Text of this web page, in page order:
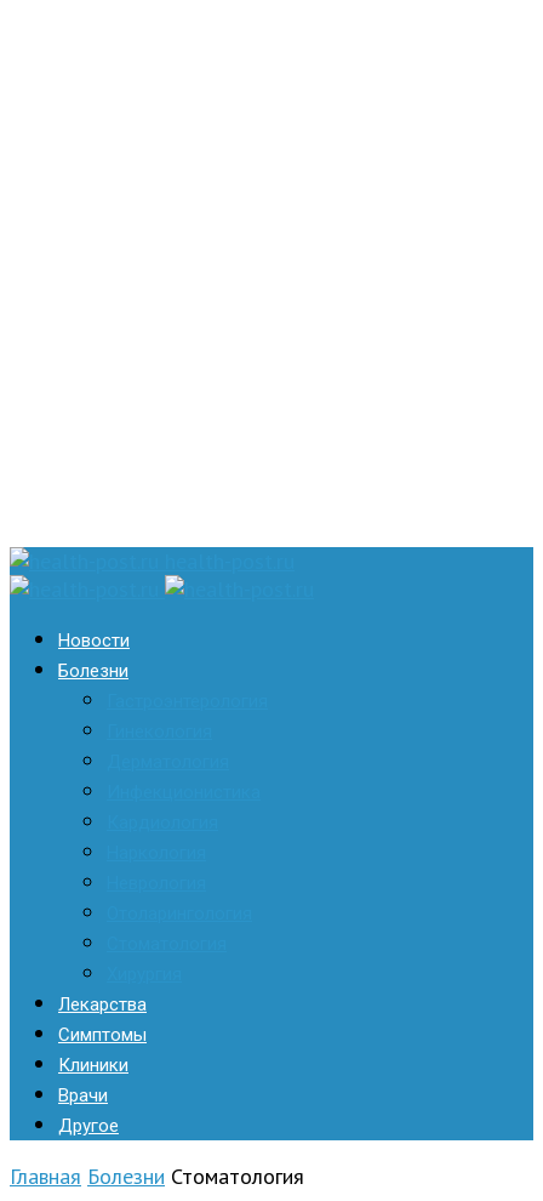
Новости
Болезни
Лекарства
Симптомы
Клиники
Врачи
Другое
Главная Болезни Стоматология